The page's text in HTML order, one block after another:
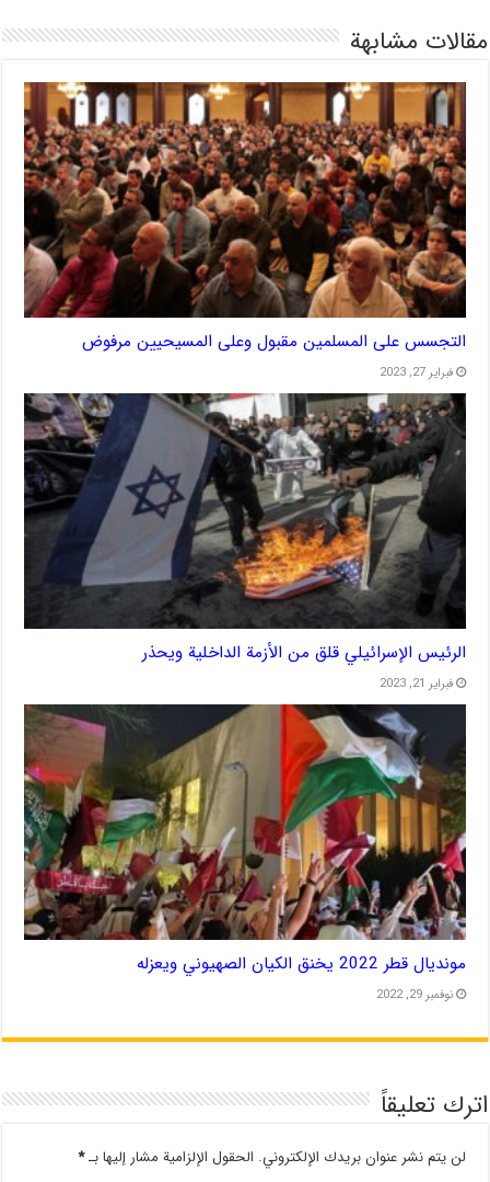
مقالات مشابهة
التجسس على المسلمين مقبول وعلى المسيحيين مرفوض
فبراير 27, 2023
الرئيس الإسرائيلي قلق من الأزمة الداخلية ويحذر
فبراير 21, 2023
مونديال قطر 2022 يخنق الكيان الصهيوني ويعزله
نوفمبر 29, 2022
اترك تعليقاً
لن يتم نشر عنوان بريدك الإلكتروني. الحقول الإلزامية مشار إليها بـ*